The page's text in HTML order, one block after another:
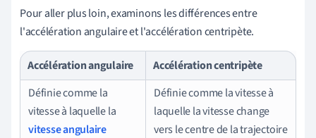
Pour aller plus loin, examinons les différences entre
l'accélération angulaire et l'accélération centripète.
Accélération angulaire
Accélération centripète
Définie comme la
vitesse à laquelle la
vitesse angulaire
Définie comme la vitesse à
laquelle la vitesse change
vers le centre de la trajectoire